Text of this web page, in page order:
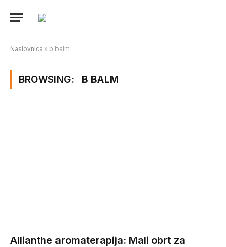
Naslovnica » b balm
BROWSING: B BALM
Allianthe aromaterapija: Mali obrt za